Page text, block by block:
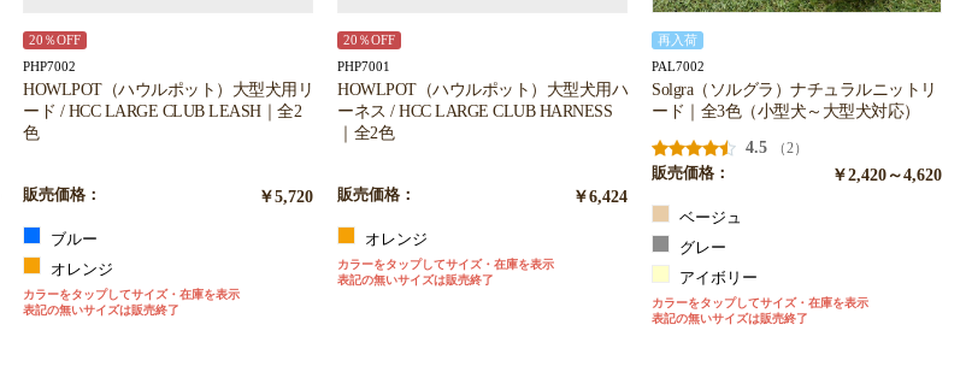
20％OFF
PHP7002
HOWLPOT（ハウルポット）大型犬用リ
ード / HCC LARGE CLUB LEASH｜全2
色
販売価格： ￥5,720
ブルー
オレンジ
カラーをタップしてサイズ・在庫を表示
表記の無いサイズは販売終了
20％OFF
PHP7001
HOWLPOT（ハウルポット）大型犬用ハ
ーネス / HCC LARGE CLUB HARNESS
｜全2色
販売価格： ￥6,424
オレンジ
カラーをタップしてサイズ・在庫を表示
表記の無いサイズは販売終了
再入荷
PAL7002
Solgra（ソルグラ）ナチュラルニットリ
ード｜全3色（小型犬～大型犬対応）
4.5
（2）
販売価格：
￥2,420～4,620
ベージュ
グレー
アイボリー
カラーをタップしてサイズ・在庫を表示
表記の無いサイズは販売終了